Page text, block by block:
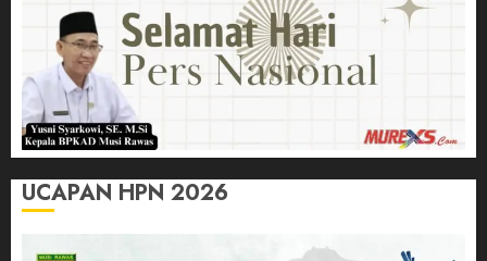
UCAPAN HPN 2026